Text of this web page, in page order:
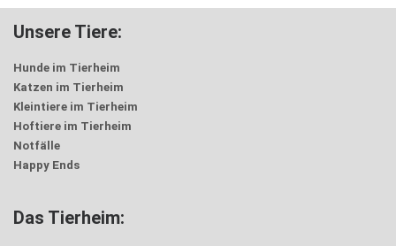
Unsere Tiere:
Hunde im Tierheim
Katzen im Tierheim
Kleintiere im Tierheim
Hoftiere im Tierheim
Notfälle
Happy Ends
Das Tierheim: